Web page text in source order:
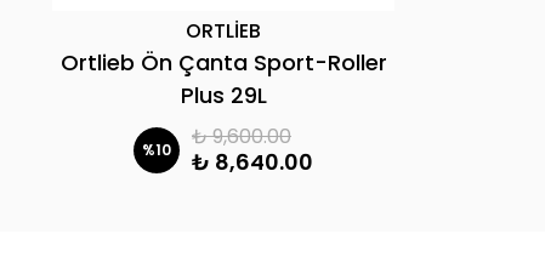
ORTLİEB
Ortlieb Ön Çanta Sport-Roller
Plus 29L
%10 ₺ 9,600.00
₺ 8,640.00